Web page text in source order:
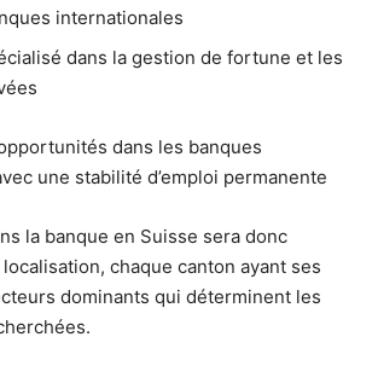
internationales
dans la gestion de fortune et les
dans les banques
une stabilité d’emploi permanente
la banque en Suisse sera donc
chaque canton ayant ses
dominants qui déterminent les